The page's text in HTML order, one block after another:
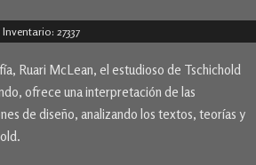
27337
Ruari McLean, el estudioso de Tschichold
ofrece una interpretación de las
de diseño, analizando los textos, teorías y